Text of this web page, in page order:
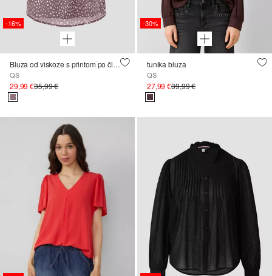
-16%
Bluza od viskoze s printom po čitavoj površini
QS
29,99 €35,99 €
-30%
tunika bluza
QS
27,99 €39,99 €